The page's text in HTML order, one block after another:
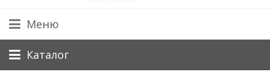
Меню
Каталог